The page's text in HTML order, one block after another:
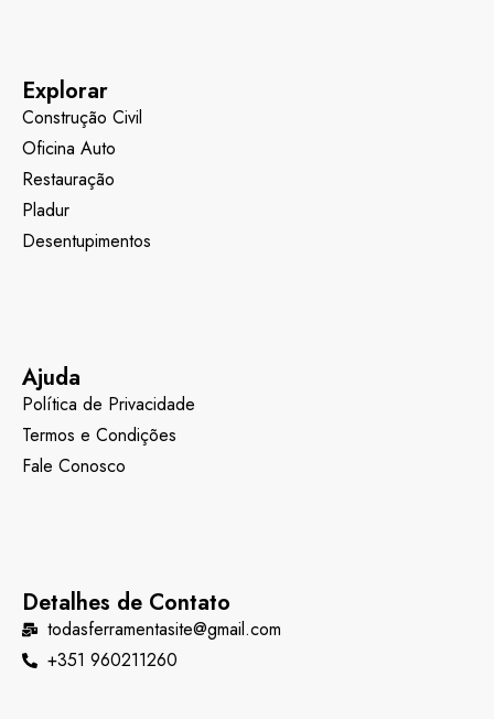
Explorar
Construção Civil
Oficina Auto
Restauração
Pladur
Desentupimentos
Ajuda
Política de Privacidade
Termos e Condições
Fale Conosco
Detalhes de Contato
todasferramentasite@gmail.com
+351 960211260